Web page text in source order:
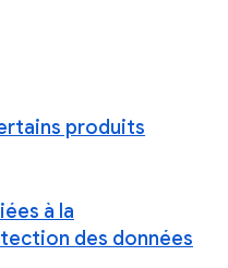
produits
à la
des données